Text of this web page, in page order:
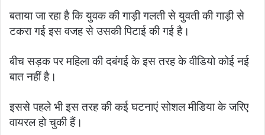
बताया जा रहा है कि युवक की गाड़ी गलती से युवती की गाड़ी से
टकरा गई इस वजह से उसकी पिटाई की गई है।
बीच सड़क पर महिला की दबंगई के इस तरह के वीडियो कोई नई
बात नहीं है।
इससे पहले भी इस तरह की कई घटनाएं सोशल मीडिया के जरिए
वायरल हो चुकी हैं।